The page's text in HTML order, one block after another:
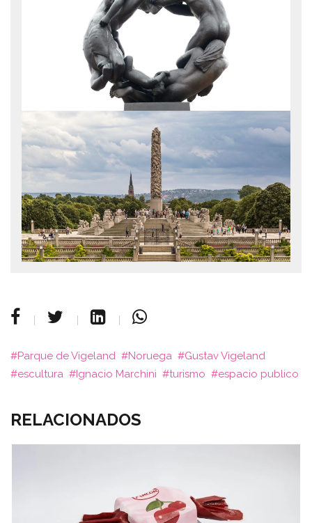
Parque de Vigeland Noruega
Gustav Vigeland
escultura
Ignacio Marchini turismo espacio publico
RELACIONADOS